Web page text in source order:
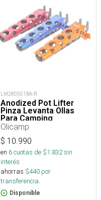
LM280501BA-R
Anodized Pot Lifter
Pinza Levanta Ollas
Para Camping
Olicamp
$ 10.990
en 6cuotas de $1.832sin
interés
ahorras $440 por
transferencia.
Disponible